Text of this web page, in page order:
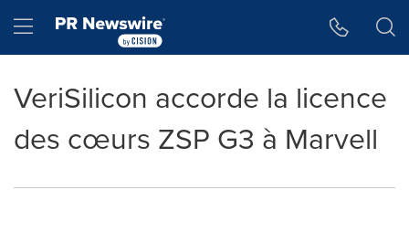
Hamburger menu
VeriSilicon accorde la licence
des cœurs ZSP G3 à Marvell